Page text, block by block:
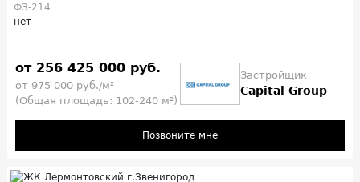
ФЗ-214
нет
от 256 425 000 руб.
от 975 000 руб./м²
(Общая площадь: 102-240 м²)
Застройщик
Capital Group
Позвоните мне